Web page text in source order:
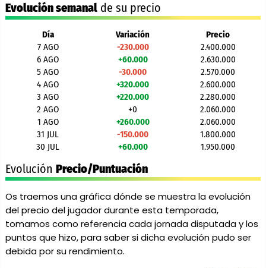
Evolución semanal de su precio
Día Variación
Precio
7 AGO
-230.000
2.400.000
6 AGO
+60.000
2.630.000
5 AGO
-30.000
2.570.000
4 AGO
+320.000
2.600.000
3 AGO
+220.000
2.280.000
2 AGO
+0
2.060.000
1 AGO
+260.000
2.060.000
31 JUL
-150.000
1.800.000
30 JUL
+60.000 1.950.000
Evolución Precio/Puntuación
Os traemos una gráfica dónde se muestra la evolución
del precio del jugador durante esta temporada,
tomamos como referencia cada jornada disputada y los
puntos que hizo, para saber si dicha evolución pudo ser
debida por su rendimiento.